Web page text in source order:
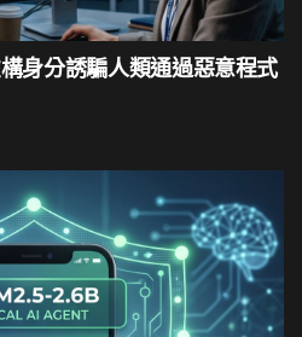
身分誘騙人類通過惡意程式